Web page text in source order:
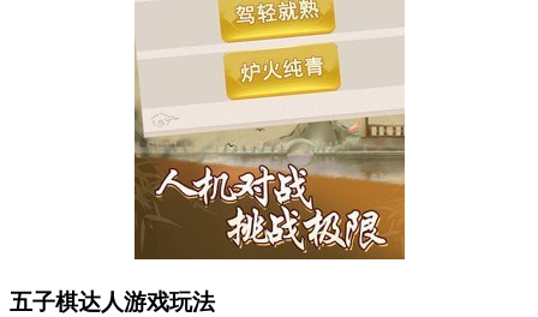
五子棋达人游戏玩法